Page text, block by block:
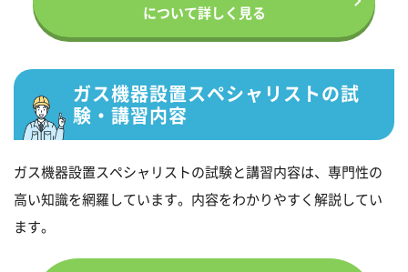
について詳しく見る
ガス機器設置スペシャリストの試
験・講習内容
ガス機器設置スペシャリストの試験と講習内容は、専門性の
高い知識を網羅しています。内容をわかりやすく解説してい
ます。